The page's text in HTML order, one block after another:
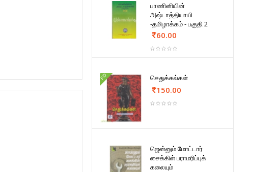
பாணினியின்
அஷ்டாத்தியாயி
-தமிழாக்கம் - பகுதி 2
60.00
FD செதுக்கல்கள்
150.00
ஜென்னும் மோட்டார்
சைக்கிள் பராமரிப்புக்
கலையும்